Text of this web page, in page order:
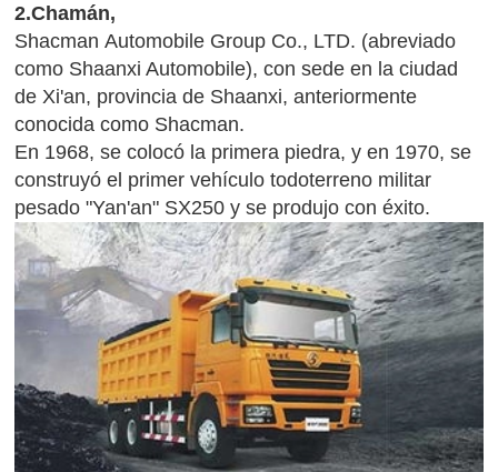
2.Chamán,
Shacman Automobile Group Co., LTD. (abreviado
como Shaanxi Automobile), con sede en la ciudad
de Xi'an, provincia de Shaanxi, anteriormente
conocida como Shacman.
En 1968, se colocó la primera piedra, y en 1970, se
construyó el primer vehículo todoterreno militar
pesado "Yan'an" SX250 y se produjo con éxito.